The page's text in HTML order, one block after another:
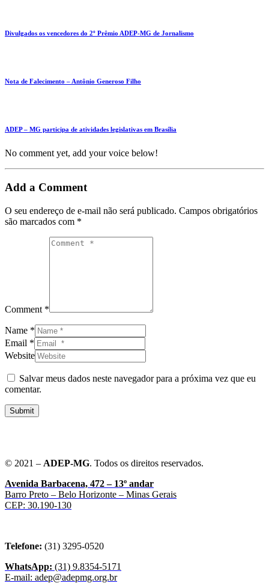
Divulgados os vencedores do 2º Prêmio ADEP-MG de Jornalismo
Nota de Falecimento – Antônio Generoso Filho
ADEP – MG participa de atividades legislativas em Brasília
No comment yet, add your voice below!
Add a Comment
O seu endereço de e-mail não será publicado. Campos obrigatórios
são marcados com *
Comment *
Name *
Email *
Website
Salvar meus dados neste navegador para a próxima vez que eu
comentar.
Submit
© 2021 – ADEP-MG. Todos os direitos reservados.
Avenida Barbacena, 472 – 13º andar
Barro Preto – Belo Horizonte – Minas Gerais
CEP: 30.190-130
Telefone: (31) 3295-0520
WhatsApp: (31) 9.8354-5171
E-mail: adep@adepmg.org.br